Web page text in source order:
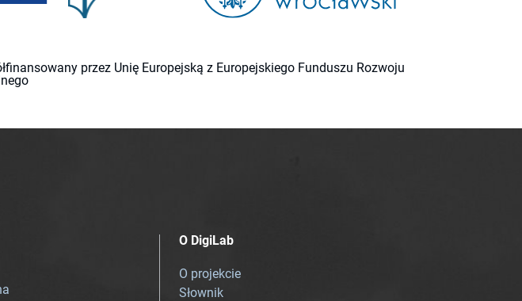
przez Unię Europejską z Europejskiego Funduszu Rozwoju
O DigiLab
O projekcie
Słownik